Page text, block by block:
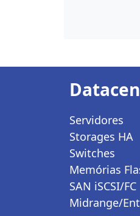
Servidores
Storages HA
Switches
Memórias
SAN iSCSI/FC
Midrange/